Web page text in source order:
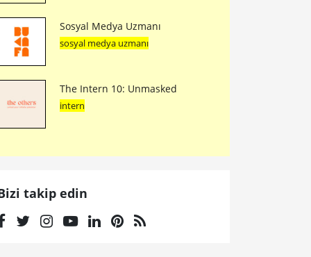
Sosyal Medya Uzmanı
sosyal medya uzmanı
The Intern 10: Unmasked
intern
takip edin